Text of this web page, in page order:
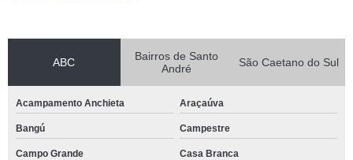
ABC
Bairros de Santo
André
São Caetano do Sul
Acampamento Anchieta Araçaúva
Bangú Campestre
Campo Grande Casa Branca